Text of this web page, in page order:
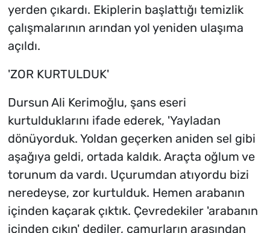
yerden çıkardı. Ekiplerin başlattığı temizlik
çalışmalarının arından yol yeniden ulaşıma
açıldı.
'ZOR KURTULDUK'
Dursun Ali Kerimoğlu, şans eseri
kurtulduklarını ifade ederek, 'Yayladan
dönüyorduk. Yoldan geçerken aniden sel gibi
aşağıya geldi, ortada kaldık. Araçta oğlum ve
torunum da vardı. Uçurumdan atıyordu bizi
neredeyse, zor kurtulduk. Hemen arabanın
içinden kaçarak çıktık. Çevredekiler 'arabanın
içinden çıkın' dediler, çamurların arasından